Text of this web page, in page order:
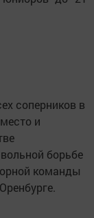
соперников в
и
борьбе
команды